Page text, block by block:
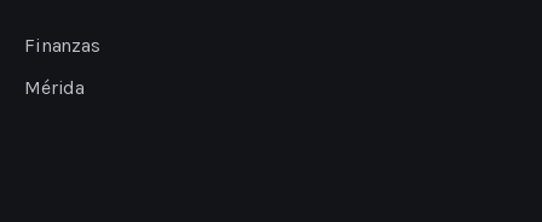
Finanzas
Mérida